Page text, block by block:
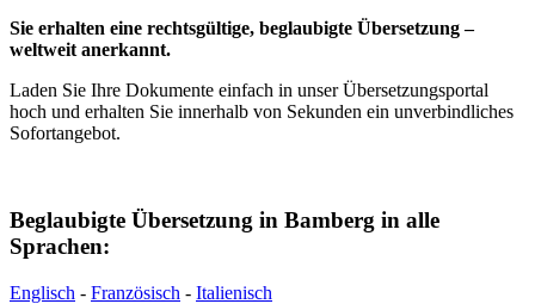
Sie erhalten eine rechtsgültige, beglaubigte Übersetzung –
weltweit anerkannt.
Laden Sie Ihre Dokumente einfach in unser Übersetzungsportal
hoch und erhalten Sie innerhalb von Sekunden ein unverbindliches
Sofortangebot.
Beglaubigte Übersetzung in Bamberg in alle
Sprachen:
Englisch - Französisch - Italienisch